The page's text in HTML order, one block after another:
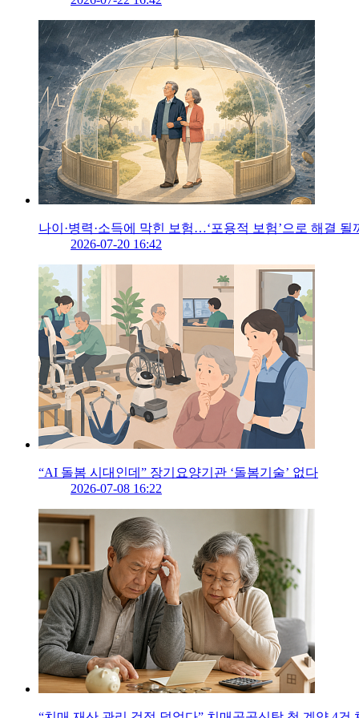
나이·병력·소득에 막힌 보험…‘포용적 보험’으로 해결 될
2026-07-20 16:42
“AI 돌봄 시대인데” 장기요양기관 ‘돌봄기술’ 없다
2026-07-08 16:22